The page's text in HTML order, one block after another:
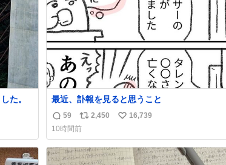
数
た。 最近、訃報を見ると思うこと
返
信
数
59
リ
ポ
ス
ト
2,450
い
ね
数
16,739
10時間前